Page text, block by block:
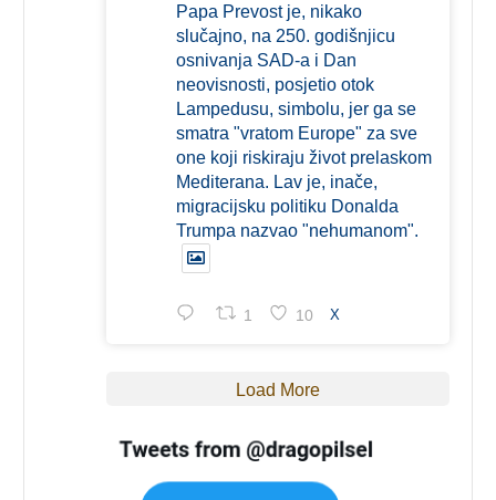
Papa Prevost je, nikako
slučajno, na 250. godišnjicu
osnivanja SAD-a i Dan
neovisnosti, posjetio otok
Lampedusu, simbolu, jer ga se
smatra "vratom Europe" za sve
one koji riskiraju život prelaskom
Mediterana. Lav je, inače,
migracijsku politiku Donalda
Trumpa nazvao "nehumanom".
1 10 X
Load More